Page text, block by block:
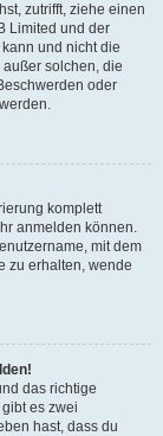
zutrifft, ziehe einen
Limited und der
und nicht die
solchen, die
oder
komplett
anmelden können.
mit dem
zu erhalten, wende
das richtige
es zwei
hast, dass du